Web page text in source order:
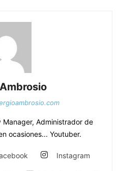
Manager, Administrador de
ocasiones... Youtuber.
Instagram